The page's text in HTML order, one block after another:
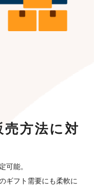
方法に対
可能。
ギフト需要にも柔軟に